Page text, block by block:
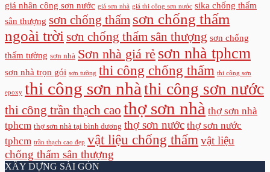
giá nhân công sơn nước giá sơn nhà giá thi công sơn nước sika chống thấm
sân thượng sơn chống thấm sơn chống thấm
ngoài trời sơn chống thấm sân thượng sơn chống
thấm tường sơn nhà Sơn nhà giá rẻ sơn nhà tphcm
sơn nhà trọn gói sơn tường thi công chống thấm thi công sơn
epoxy thi công sơn nhà thi công sơn nước
thi công trần thạch cao thợ sơn nhà thợ sơn nhà
tphcm thợ sơn nhà tại bình dương thợ sơn nước thợ sơn nước
tphcm trần thạch cao đẹp vật liệu chống thấm vật liệu
chống thấm sân thượng
XÂY DỰNG SÀI GÒN